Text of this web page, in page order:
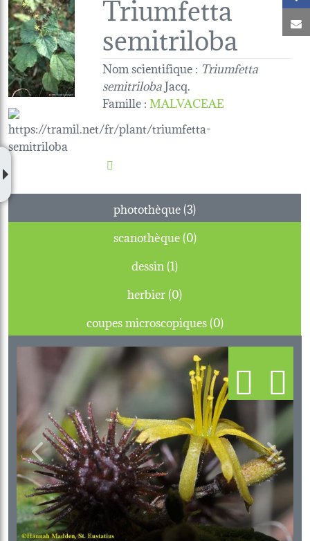
semitriloba
Nom scientifique : Triumfetta
semitrilobaJacq.
Famille:MALVACEAE
photothèque (3)
scanothèque (0)
dessin (1)
herbier (0)
coupes microscopiques (0)
Previous Next